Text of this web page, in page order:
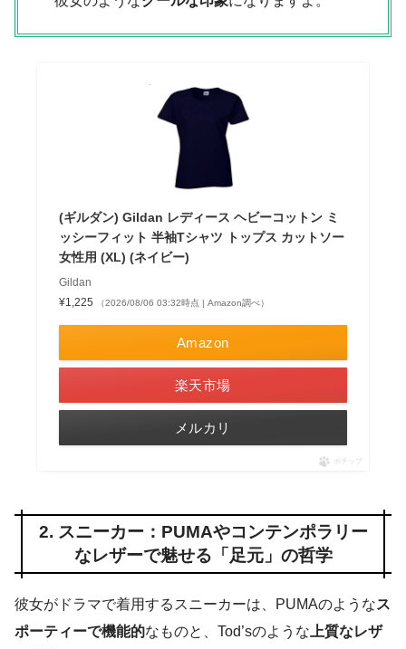
(ギルダン) Gildan レディース ヘビーコットン ミ
ッシーフィット 半袖Tシャツ トップス カットソー
女性用 (XL) (ネイビー)
Gildan
¥1,225
（2026/08/06 03:32時点 | Amazon調べ）
Amazon
楽天市場
メルカリ
ポチップ
2. スニーカー：PUMAやコンテンポラリー
なレザーで魅せる「足元」の哲学
彼女がドラマで着用するスニーカーは、PUMAのようなス
ポーティーで機能的なものと、Tod’sのような 上質なレザ